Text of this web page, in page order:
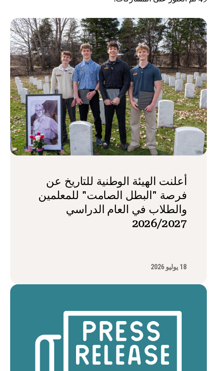
أعلنت الهيئة الوطنية للتاريخ عن
فرصة "البطل الصامت" للمعلمين
والطلاب في العام الدراسي
2026/2027
18 يوليو 2026